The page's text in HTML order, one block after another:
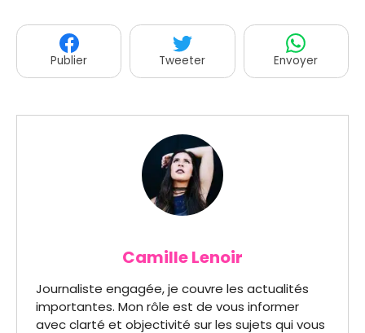
Publier Tweeter Envoyer
Camille Lenoir
Journaliste engagée, je couvre les actualités
importantes. Mon rôle est de vous informer
avec clarté et objectivité sur les sujets qui vous